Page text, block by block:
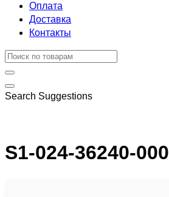
Оплата
Доставка
Контакты
Search Suggestions
S1-024-36240-000